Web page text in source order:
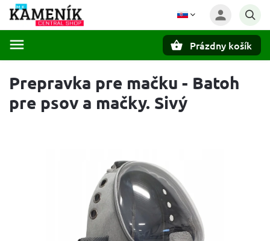
Prázdny košík
Prepravka pre mačku - Batoh
pre psov a mačky. Sivý